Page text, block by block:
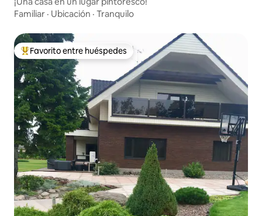
Familiar · Ubicación · Tranquilo
De los mejores en Favorito entre huéspedes
Favorito entre huéspedes